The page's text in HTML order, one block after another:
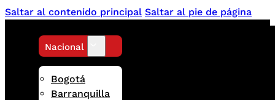
Saltar al contenido principal Saltar al pie de página
Nacional
Bogotá
Barranquilla